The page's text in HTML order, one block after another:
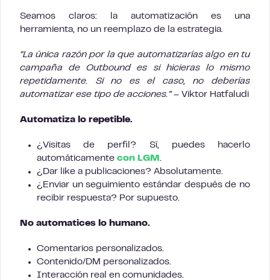
Seamos claros: la automatización es una
herramienta, no un reemplazo de la estrategia.
“La única razón por la que automatizarías algo en tu
campaña de Outbound es si hicieras lo mismo
repetidamente. Si no es el caso, no deberías
automatizar ese tipo de acciones.” – Viktor Hatfaludi
Automatiza lo repetible.
¿Visitas de perfil? Sí, puedes hacerlo
automáticamente con LGM .
¿Dar like a publicaciones? Absolutamente.
¿Enviar un seguimiento estándar después de no
recibir respuesta? Por supuesto.
No automatices lo humano.
Comentarios personalizados.
Contenido/DM personalizados.
Interacción real en comunidades.